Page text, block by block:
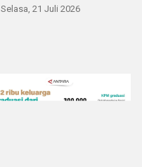
Selasa, 21 Juli 2026